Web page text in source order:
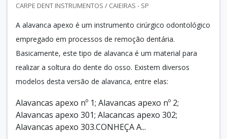
CARPE DENT INSTRUMENTOS / CAIEIRAS - SP
A alavanca apexo é um instrumento cirúrgico odontológico
empregado em processos de remoção dentária.
Basicamente, este tipo de alavanca é um material para
realizar a soltura do dente do osso. Existem diversos
modelos desta versão de alavanca, entre elas:
Alavancas apexo nº 1; Alavancas apexo nº 2;
Alavancas apexo 301; Alacancas apexo 302;
Alavancas apexo 303.CONHEÇA A...